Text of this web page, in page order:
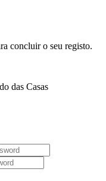
concluir o seu registo.
das Casas